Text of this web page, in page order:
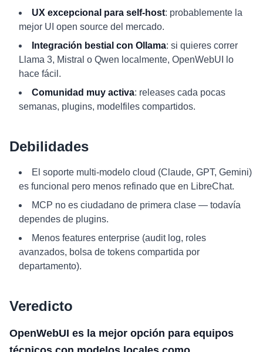
UX excepcional para self-host: probablemente la
mejor UI open source del mercado.
Integración bestial con Ollama: si quieres correr
Llama 3, Mistral o Qwen localmente, OpenWebUI lo
hace fácil.
Comunidad muy activa: releases cada pocas
semanas, plugins, modelfiles compartidos.
Debilidades
El soporte multi-modelo cloud (Claude, GPT, Gemini)
es funcional pero menos refinado que en LibreChat.
MCP no es ciudadano de primera clase — todavía
dependes de plugins.
Menos features enterprise (audit log, roles
avanzados, bolsa de tokens compartida por
departamento).
Veredicto
OpenWebUI es la mejor opción para equipos